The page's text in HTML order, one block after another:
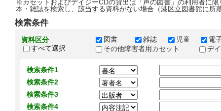
※カセットおよびデイジーCDの貸出は「声の図書」の利用者に限
本・雑誌を検索し、該当する資料がない場合（港区立図書館に所
検索条件
資料区分
すべて選択
図書 雑誌 児童
電
その他障害者用カセット
デ
検索条件1
検索条件2
検索条件3
検索条件4